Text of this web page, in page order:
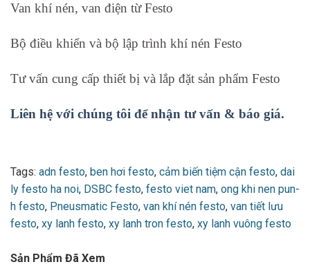
Van khí nén, van điện từ Festo
Bộ điều khiển và bộ lập trình khí nén Festo
Tư vấn cung cấp thiết bị và lắp đặt sản phẩm Festo
Liên hệ với chúng tôi để nhận tư vấn & báo giá.
Tags: adn festo, ben hơi festo, cảm biến tiệm cận festo, dai
ly festo ha noi, DSBC festo, festo viet nam, ong khi nen pun-
h festo, Pneusmatic Festo, van khí nén festo, van tiết lưu
festo, xy lanh festo, xy lanh tron festo, xy lanh vuông festo
Sản Phẩm Đã Xem